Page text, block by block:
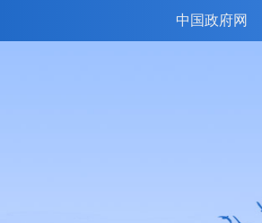
中国政府网